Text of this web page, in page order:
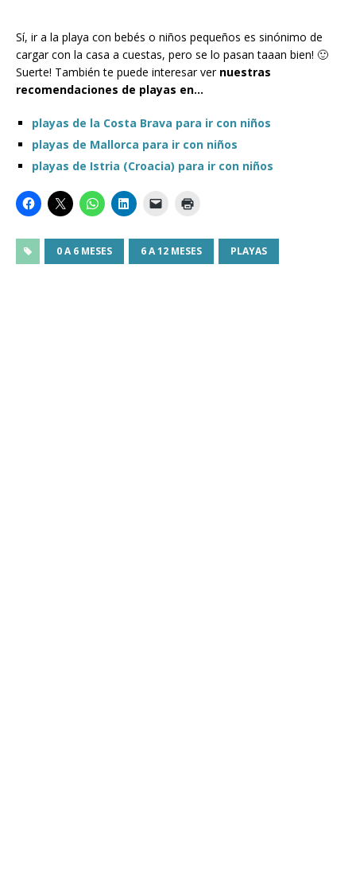
Sí, ir a la playa con bebés o niños pequeños es sinónimo de
cargar con la casa a cuestas, pero se lo pasan taaan bien! 🙂
Suerte! También te puede interesar ver nuestras
recomendaciones de playas en…
playas de la Costa Brava para ir con niños
playas de Mallorca para ir con niños
playas de Istria (Croacia) para ir con niños
0 A 6 MESES 6 A 12 MESES PLAYAS